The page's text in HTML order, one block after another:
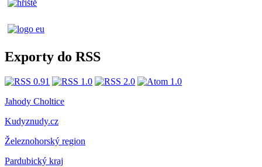
Exporty do RSS
Jahody Choltice
Kudyznudy.cz
Železnohorský region
Pardubický kraj